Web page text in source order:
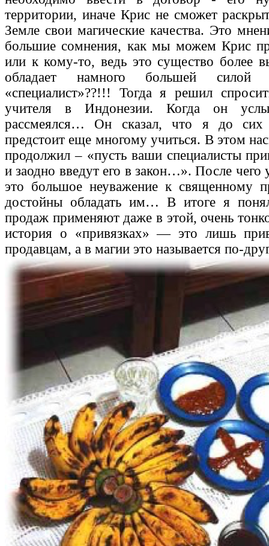
территории, иначе Крис не сможет
Земле свои магические качества. Это
большие сомнения, как мы можем Крис
или к кому-то, ведь это существо более
обладает намного большей силой
«специалист»??!!! Тогда я решил
учителя в Индонезии. Когда он
рассмеялся… Он сказал, что я до
предстоит еще многому учиться. В этом
продолжил – «пусть ваши специалисты
и заодно введут его в закон…». После чего
это большое неуважение к священному
достойны обладать им… В итоге я
продаж применяют даже в этой, очень
история о «привязках» — это лишь
продавцам, а в магии это называется по-